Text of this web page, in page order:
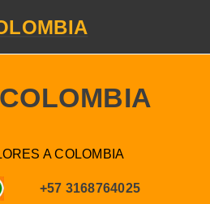
A COLOMBIA
+57 3168764025